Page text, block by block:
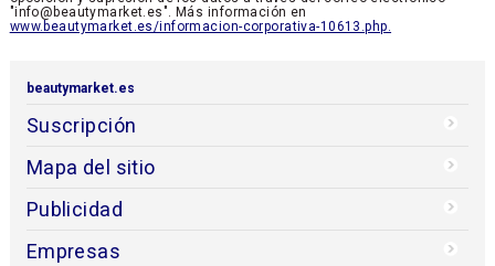
"info@beautymarket.es". Más información en
www.beautymarket.es/informacion-corporativa-10613.php.
beautymarket.es
Suscripción
Mapa del sitio
Publicidad
Empresas